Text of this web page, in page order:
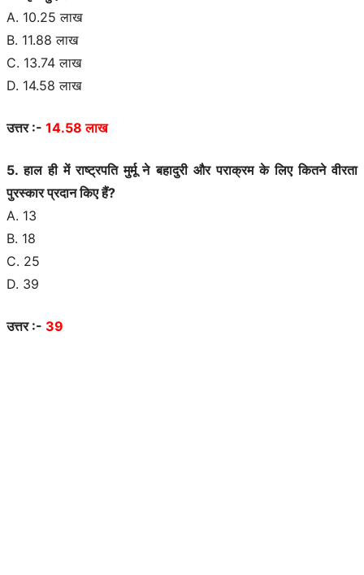
A. 10.25 लाख
B. 11.88 लाख
C. 13.74 लाख
D. 14.58 लाख
उत्तर :- 14.58 लाख
5. हाल ही में राष्ट्रपति मुर्मू ने बहादुरी और पराक्रम के लिए कितने वीरता
पुरस्कार प्रदान किए हैं?
A. 13
B. 18
C. 25
D. 39
उत्तर :- 39